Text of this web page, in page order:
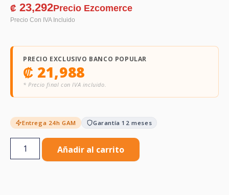
₡ 23,292
PRECIO EXCLUSIVO BANCO POPULAR
₡ 21,988
* Precio final con IVA incluido.
Entrega 24h GAM Garantía 12 meses
Añadir al carrito